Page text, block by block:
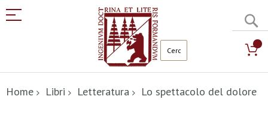
al
contenuto
Home Libri Letteratura Lo spettacolo del dolore